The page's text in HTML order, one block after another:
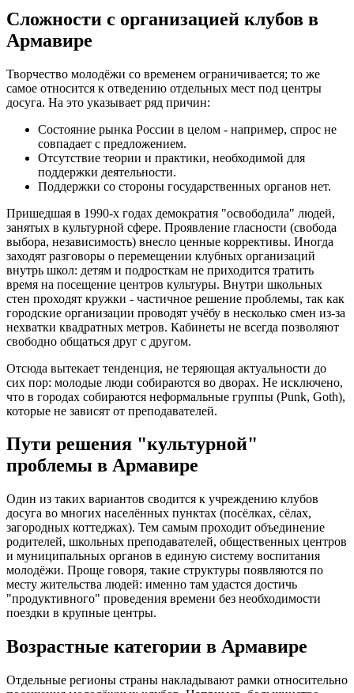
Сложности с организацией клубов в
Армавире
Творчество молодёжи со временем ограничивается; то же
самое относится к отведению отдельных мест под центры
досуга. На это указывает ряд причин:
Состояние рынка России в целом - например, спрос не
совпадает с предложением.
Отсутствие теории и практики, необходимой для
поддержки деятельности.
Поддержки со стороны государственных органов нет.
Пришедшая в 1990-х годах демократия "освободила" людей,
занятых в культурной сфере. Проявление гласности (свобода
выбора, независимость) внесло ценные коррективы. Иногда
заходят разговоры о перемещении клубных организаций
внутрь школ: детям и подросткам не приходится тратить
время на посещение центров культуры. Внутри школьных
стен проходят кружки - частичное решение проблемы, так как
городские организации проводят учёбу в несколько смен из-за
нехватки квадратных метров. Кабинеты не всегда позволяют
свободно общаться друг с другом.
Отсюда вытекает тенденция, не теряющая актуальности до
сих пор: молодые люди собираются во дворах. Не исключено,
что в городах собираются неформальные группы (Punk, Goth),
которые не зависят от преподавателей.
Пути решения "культурной"
проблемы в Армавире
Один из таких вариантов сводится к учреждению клубов
досуга во многих населённых пунктах (посёлках, сёлах,
загородных коттеджах). Тем самым проходит объединение
родителей, школьных преподавателей, общественных центров
и муниципальных органов в единую систему воспитания
молодёжи. Проще говоря, такие структуры появляются по
месту жительства людей: именно там удастся достичь
"продуктивного" проведения времени без необходимости
поездки в крупные центры.
Возрастные категории в Армавире
Отдельные регионы страны накладывают рамки относительно